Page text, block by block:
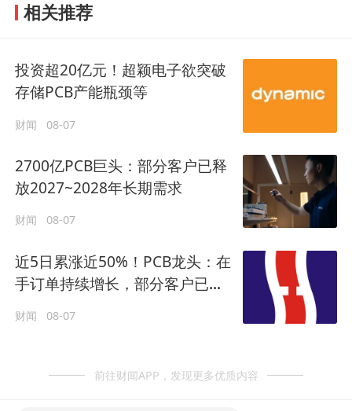
相关推荐
投资超20亿元！超颖电子欲突破
存储PCB产能瓶颈等
财闻 08-07
2700亿PCB巨头：部分客户已释
放2027~2028年长期需求
财闻 08-07
近5日累涨近50%！PCB龙头：在
手订单持续增长，部分客户已释
财闻 08-07
前往财闻APP，发现更多优质内容